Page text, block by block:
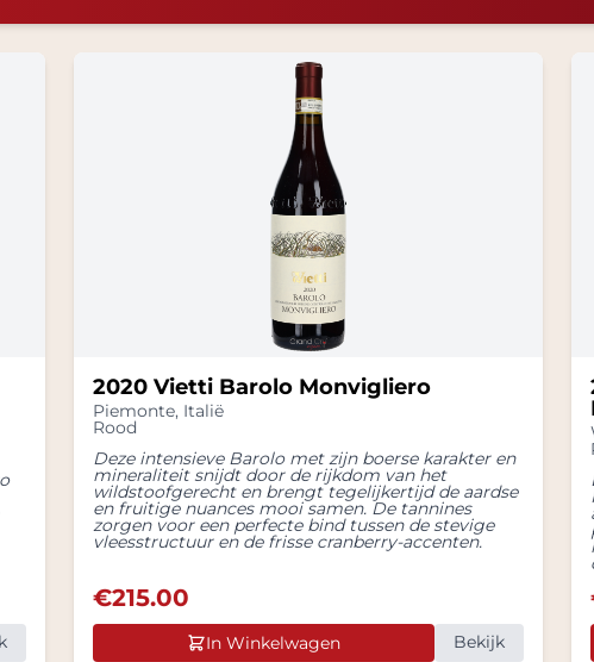
2020 Vietti Barolo Monvigliero
Piemonte, Italië
Rood
Deze intensieve Barolo met zijn boerse karakter en
mineraliteit snijdt door de rijkdom van het
wildstoofgerecht en brengt tegelijkertijd de aardse
en fruitige nuances mooi samen. De tannines
zorgen voor een perfecte bind tussen de stevige
vleesstructuur en de frisse cranberry-accenten.
€215.00
In Winkelwagen Bekijk